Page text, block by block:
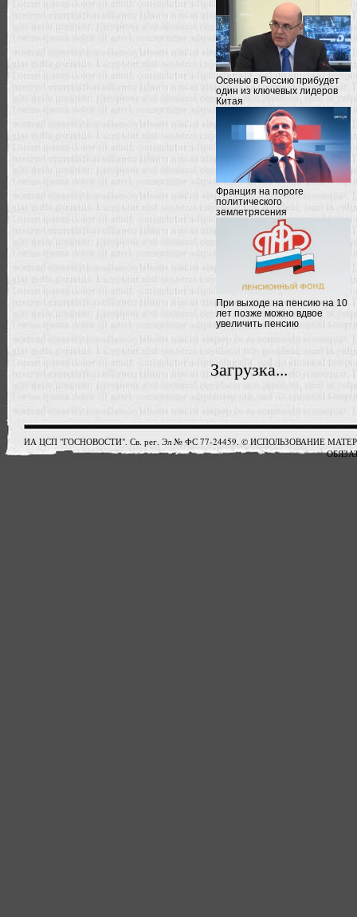
Осенью в Россию прибудет
один из ключевых лидеров
Китая
Франция на пороге
политического
землетрясения
При выходе на пенсию на 10
лет позже можно вдвое
увеличить пенсию
Загрузка...
ИА ЦСП "ГОСНОВОСТИ". Св. рег. Эл № ФС 77-24459. © ИСПОЛЬЗОВАНИЕ